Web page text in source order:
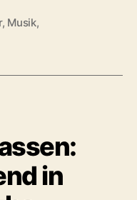
, Musik,
in